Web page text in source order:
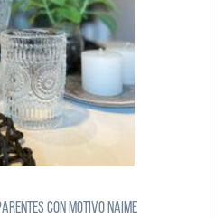
con motivo Naime